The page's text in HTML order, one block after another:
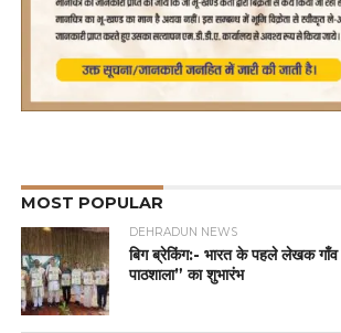
MOST POPULAR
DEHRADUN NEWS
बिग ब्रेकिंग:- भारत के पहले लेखक
पाठशाला” का शुभारंभ